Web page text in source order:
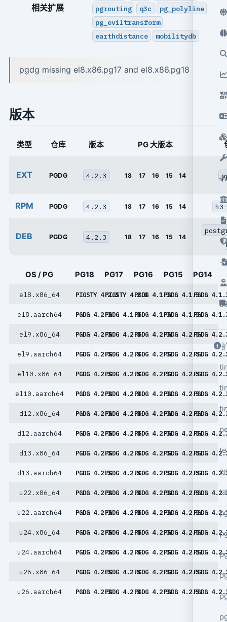
相关扩展
pgrouting
q3c
pg_polyline
pg_eviltransform
earthdistance
mobilitydb
pgdg missing el8.x86.pg17 and el8.x86.pg18
版本
类型 仓库 版本 PG 大版本
EXT PGDG 4.2.3 18 17 16 15 14
RPM PGDG 4.2.3 18 17 16 15 14
DEB PGDG 4.2.3 18 17 16 15 14
OS / PG PG18 PG17 PG16 PG15 PG14
el8.x86_64 PIGSTY 4.2.3PIGSTY 4.2.3PGDG 4.1.3PGDG 4.1.3PGDG
el8.aarch64 PGDG 4.2.3PGDG 4.1.3PGDG 4.1.3PGDG 4.1.3PGDG
el9.x86_64 PGDG 4.2.3PGDG 4.2.3PGDG 4.2.3PGDG 4.2.3PGDG
el9.aarch64 PGDG 4.2.3PGDG 4.2.3PGDG 4.2.3PGDG 4.2.3PGDG
el10.x86_64 PGDG 4.2.3PGDG 4.2.3PGDG 4.2.3PGDG 4.2.3PGDG
el10.aarch64 PGDG 4.2.3PGDG 4.2.3PGDG 4.2.3PGDG 4.2.3PGDG
d12.x86_64 PGDG 4.2.3PGDG 4.2.3PGDG 4.2.3PGDG 4.2.3PGDG
d12.aarch64 PGDG 4.2.3PGDG 4.2.3PGDG 4.2.3PGDG 4.2.3PGDG
d13.x86_64 PGDG 4.2.3PGDG 4.2.3PGDG 4.2.3PGDG 4.2.3PGDG
d13.aarch64 PGDG 4.2.3PGDG 4.2.3PGDG 4.2.3PGDG 4.2.3PGDG
u22.x86_64 PGDG 4.2.3PGDG 4.2.3PGDG 4.2.3PGDG 4.2.3PGDG
u22.aarch64 PGDG 4.2.3PGDG 4.2.3PGDG 4.2.3PGDG 4.2.3PGDG
u24.x86_64 PGDG 4.2.3PGDG 4.2.3PGDG 4.2.3PGDG 4.2.3PGDG
u24.aarch64 PGDG 4.2.3PGDG 4.2.3PGDG 4.2.3PGDG 4.2.3PGDG
u26.x86_64 PGDG 4.2.3PGDG 4.2.3PGDG 4.2.3PGDG 4.2.3PGDG
u26.aarch64 PGDG 4.2.3PGDG 4.2.3PGDG 4.2.3PGDG 4.2.3PGDG